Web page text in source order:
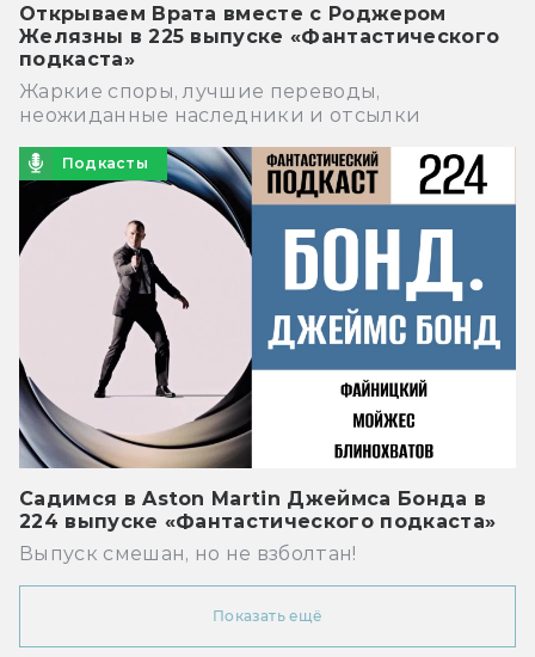
Открываем Врата вместе с Роджером
Желязны в 225 выпуске «Фантастического
подкаста»
Жаркие споры, лучшие переводы,
неожиданные наследники и отсылки
Подкасты
Садимся в Aston Martin Джеймса Бонда в
224 выпуске «Фантастического подкаста»
Выпуск смешан, но не взболтан!
Показать ещё